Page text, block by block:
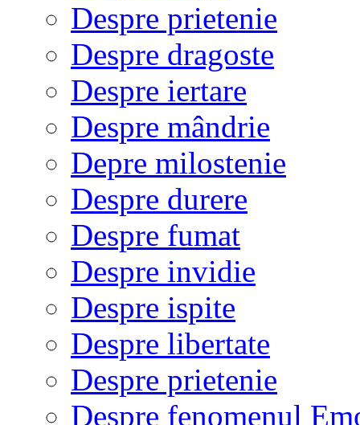
Despre prietenie
Despre dragoste
Despre iertare
Despre mândrie
Depre milostenie
Despre durere
Despre fumat
Despre invidie
Despre ispite
Despre libertate
Despre prietenie
Despre fenomenul